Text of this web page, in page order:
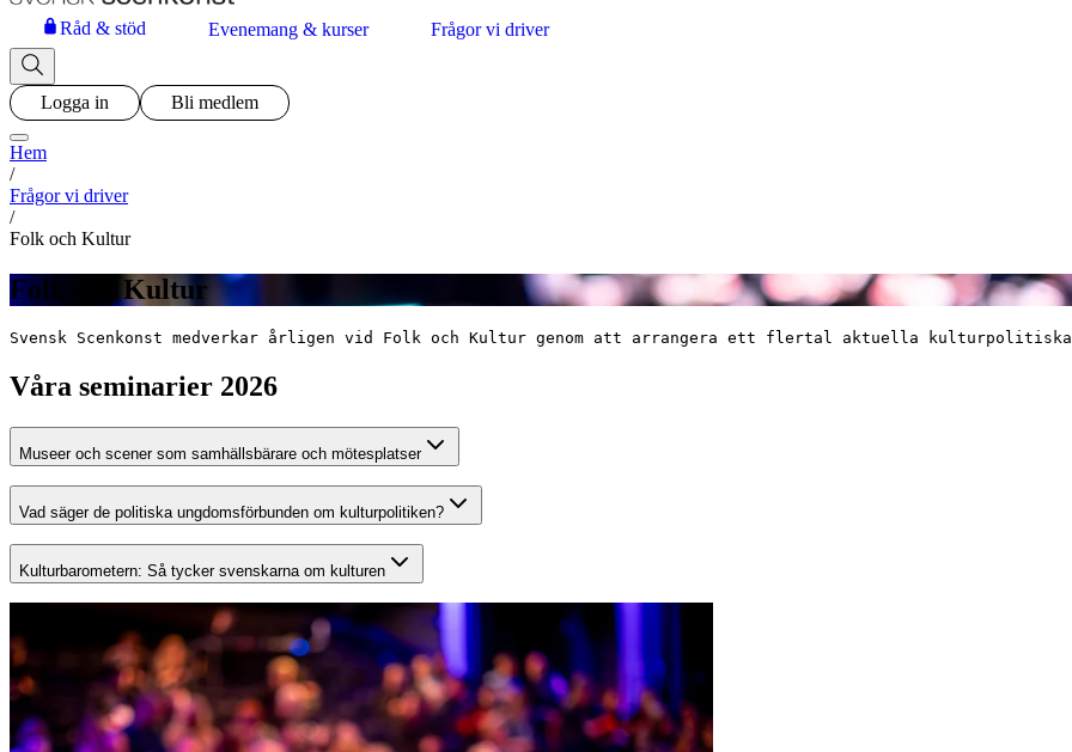
Råd & stöd Evenemang & kurser Frågor vi driver
Logga in Bli medlem
Hem
/
Frågor vi driver
/
Folk och Kultur
Folk och Kultur
Svensk Scenkonst medverkar årligen vid Folk och Kultur genom att arrangera ett flertal aktuella kulturpolitiska
Våra seminarier 2026
Museer och scener som samhällsbärare och mötesplatser
Ett seminarium om hur museer och scener tillsammans formar vår kollektiva förståelse, stimulerar det offentliga samtalet och fungerar som
Vad säger de politiska ungdomsförbunden om kulturpolitiken?
En kulturpolitisk utfrågning där Svensk Scenkonst och Sveriges Museer låter landets unga politiska företrädare ge sin syn på kulturpolitiken.
Kulturbarometern: Så tycker svenskarna om kulturen
Vad tycker egentligen svenska folket om kultur, kulturpolitik och kulturens roll i samhället? Här presenterar Svensk Scenkonst, Svensk
nya undersökningen Kulturbarometern - ett viktigt avstamp inför valåret 2026.